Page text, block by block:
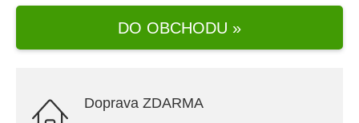
DO OBCHODU »
Doprava ZDARMA